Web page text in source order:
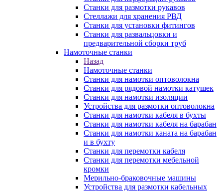
Станки для размотки рукавов
Стеллажи для хранения РВД
Станки для установки фитингов
Станки для развальцовки и
предварительной сборки труб
Намоточные станки
Назад
Намоточные станки
Станки для намотки оптоволокна
Станки для рядовой намотки катушек
Станки для намотки изоляции
Устройства для размотки оптоволокна
Станки для намотки кабеля в бухты
Станки для намотки кабеля на барабан
Станки для намотки каната на барабан
и в бухту
Станки для перемотки кабеля
Станки для перемотки мебельной
кромки
Мерильно-браковочные машины
Устройства для размотки кабельных